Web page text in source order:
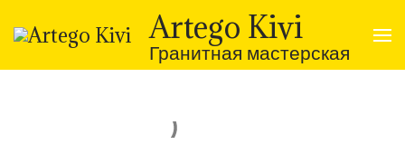
содержимому
(нажмите
Enter)
Artego Kivi
Гранитная мастерская